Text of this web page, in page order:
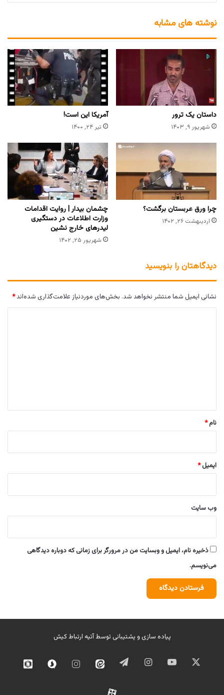
نوشته های مشابه
داستان یک ترور
شهریور ۹, ۱۴۰۳
آمریکا این است!
تیر ۲۴, ۱۴۰۰
چرا ورق عربستان برگشت؟
اردیبهشت ۲۶, ۱۴۰۲
چشمان بیدار | روایت اقدامات
وزارت اطلاعات در دستگیری
لیدرهای خارج نشین
شهریور ۲۵, ۱۴۰۲
دیدگاهتان را بنویسید
نشانی ایمیل شما منتشر نخواهد شد. بخش‌های موردنیاز علامت‌گذاری شده‌اند*
نام*
ایمیل*
وب‌ سایت
ذخیره نام، ایمیل و وبسایت من در مرورگر برای زمانی که دوباره دیدگاهی
می‌نویسم.
پیاده سازی و پشتیبانی توسطآتیه ارتباط کیش
ایکس یوتیوب اینستاگرامتلگرام ایتا
اینستاگرامسروش